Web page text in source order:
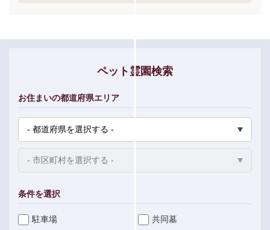
ペット霊園検索
お住まいの都道府県エリア
条件を選択
駐車場
共同墓